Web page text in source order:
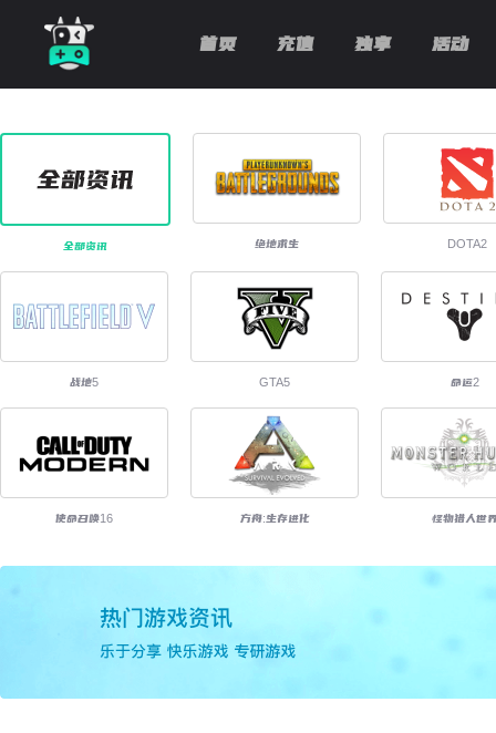
首页 充值 独享 活动
全部资讯 绝地求生 DOTA2
战地5 GTA5 命运2
使命召唤16 方舟:生存进化 怪物猎人世